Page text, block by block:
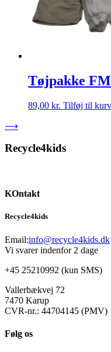
Tøjpakke
89,00 kr. Tilføj til kurv
⟶
Recycle4kids
KOntakt
Recycle4kids
Email:info@recycle4kids.dk
Vi svarer indenfor 2 dage
+45 25210992 (kun SMS)
Vallerbækvej 72
7470 Karup
CVR-nr.: 44704145 (PMV)
Følg os